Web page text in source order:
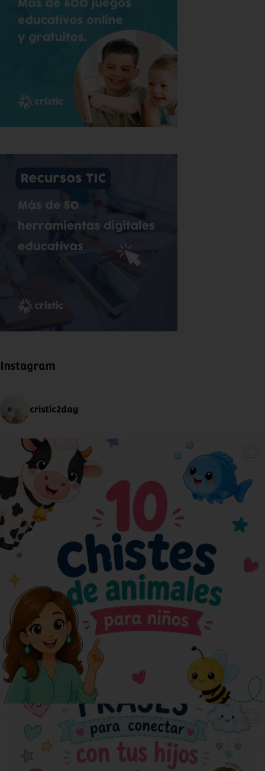
Instagram
cristic2day